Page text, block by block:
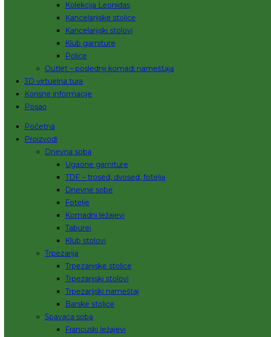
Kolekcija Leonidas
Kancelarijske stolice
Kancelarijski stolovi
Klub garniture
Police
Outlet – poslednji komadi nameštaja
3D virtuelna tura
Korisne informacije
Posao
Početna
Proizvodi
Dnevna soba
Ugaone garniture
TDF – trosed, dvosed, fotelja
Dnevne sobe
Fotelje
Komadni ležajevi
Taburei
Klub stolovi
Trpezarija
Trpezarijske stolice
Trpezarijski stolovi
Trpezarijski nameštaj
Barske stolice
Spavaća soba
Francuski ležajevi